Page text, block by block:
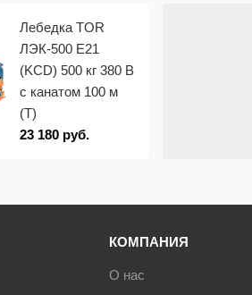
Лебедка TOR
ЛЭК-500 E21
(KCD) 500 кг 380 В
с канатом 100 м
(T)
23 180 руб.
КОМПАНИЯ
О нас